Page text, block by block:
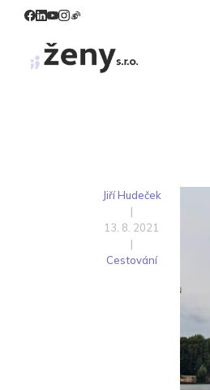
Jiří Hudeček
|
13. 8. 2021
|
Cestování